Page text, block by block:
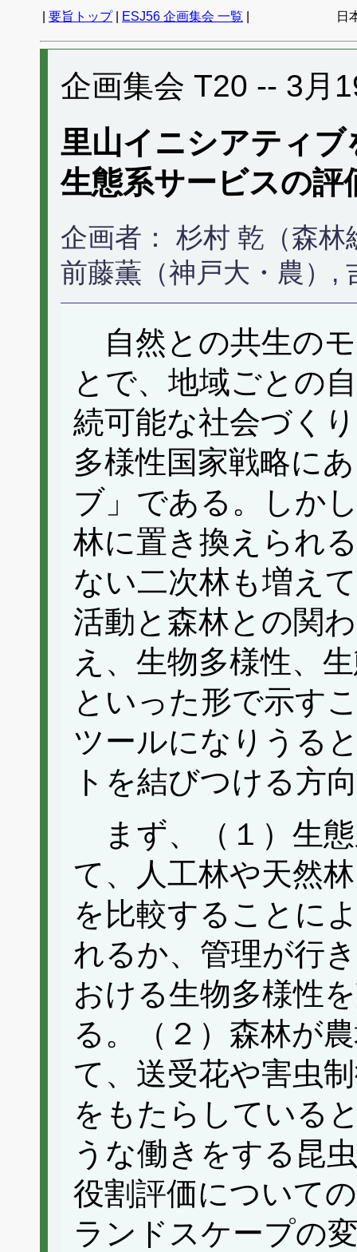
要旨トップ| ESJ56 企画集会 一覧 日
企画集会 T20 -- 3月
里山イニシアティ
生態系サービスの評
企画者： 杉村 乾（森
前藤薫（神戸大・農）,
自然との共生の
とで、地域ごとの
続可能な社会づく
多様性国家戦略に
ブ」である。しか
林に置き換えられ
ない二次林も増え
活動と森林との関
え、生物多様性、
といった形で示す
ツールになりうる
トを結びつける方
まず、（１）生
て、人工林や天然
を比較することに
れるか、管理が行
おける生物多様性
る。（２）森林が
て、送受花や害虫
をもたらしている
うな働きをする昆
役割評価について
ランドスケープの